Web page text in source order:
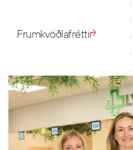
Frumkvöðlafréttir